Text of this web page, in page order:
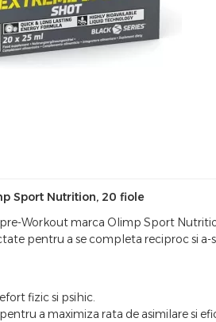
Sport Nutrition, 20 fiole
Workout marca Olimp Sport
pentru a se completa reciproc si a-
fizic si psihic.
a maximiza rata de asimilare si